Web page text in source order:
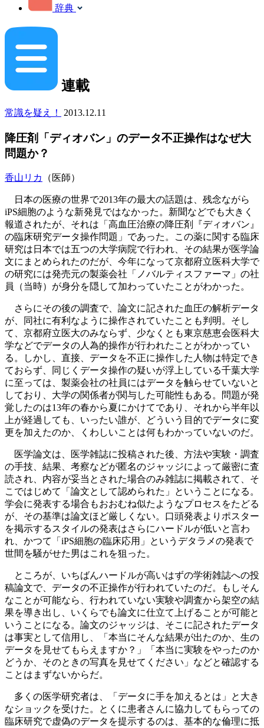
辞典
連載
常識を疑え！ 2013.12.11
降圧剤「ディオバン」のデータ不正操作はなぜ大
問題か？
香山リカ （医師）
日本の医療の世界で2013年の最大の話題は、残念ながら
iPS細胞のような新発見ではなかった。新聞などでも大きく
報道されたが、それは「高血圧治療の降圧剤『ディオバン』
の臨床研究データ操作問題」であった。この薬に関する臨床
研究は日本では五つの大学病院で行われ、その結果が医学論
文にまとめられたのだが、今年になって京都府立医科大学で
の研究には発売元の製薬会社「ノバルティスファーマ」の社
員（当時）が身分を隠して加わっていたことがわかった。
さらにその後の調査で、論文に記された血圧の解析データ
が、同社に有利なように操作されていたことも判明。そし
て、京都府立医大のみならず、少なくとも東京慈恵会医科大
学などでデータの人為的操作が行われたことがわかってい
る。しかし、直接、データを不正に操作した人物は特定でき
ておらず、同じくデータ操作の疑いが浮上している千葉大学
に至っては、製薬会社の社員にはデータを触らせていないと
しており、大学の関係者が関与した可能性もある。問題が発
覚したのは13年の春から夏にかけてであり、それから半年以
上が経過しても、いったい誰が、どういう目的でデータに変
更を加えたのか、くわしいことは何もわかっていないのだ。
医学論文は、医学雑誌に投稿された後、方法や実験・調査
の手技、結果、考察などが匿名のジャッジによって厳密に査
読され、内容が妥当とされた場合のみ雑誌に掲載されて、そ
こではじめて「論文として認められた」ということになる。
学会に発表する場合もおおむね似たようなプロセスをたどる
が、その基準は論文ほど厳しくない。口頭発表よりポスター
を掲示するスタイルの発表はさらにハードルが低いと言わ
れ、かつて「iPS細胞の臨床応用」というデタラメの発表で
世間を騒がせた男はこれを狙った。
ところが、いちばんハードルが高いはずの学術雑誌への投
稿論文で、データの不正操作が行われていたのだ。もしそん
なことが可能なら、行われていない実験や調査から架空の結
果を導き出し、いくらでも論文に仕立て上げることが可能と
いうことになる。論文のジャッジは、そこに記されたデータ
は事実として信用し、「本当にそんな結果が出たのか、生の
データを見せてもらえますか？」「本当に実験をやったのか
どうか、そのときの写真を見せてください」などと確認する
ことはまずないからだ。
多くの医学研究者は、「データに手を加えるとは」と大き
なショックを受けた。とくに患者さんに協力してもらっての
臨床研究で虚偽のデータを提示するのは、基本的な倫理に抵